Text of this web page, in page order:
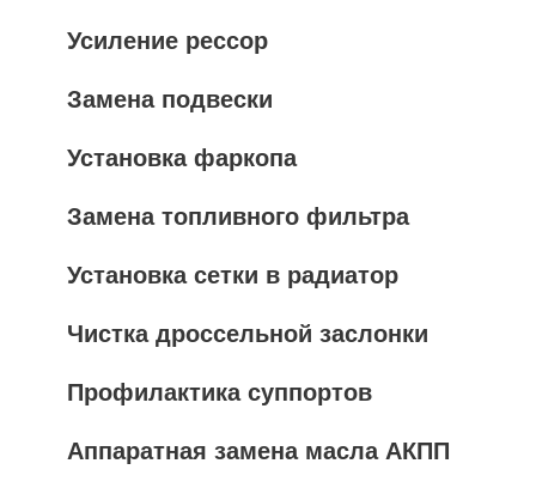
Усиление рессор
Замена подвески
Установка фаркопа
Замена топливного фильтра
Установка сетки в радиатор
Чистка дроссельной заслонки
Профилактика суппортов
Аппаратная замена масла АКПП